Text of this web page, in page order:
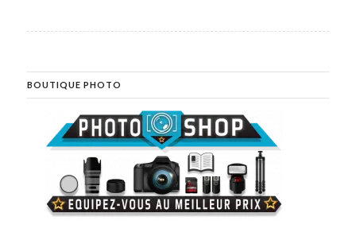
BOUTIQUE PHOTO